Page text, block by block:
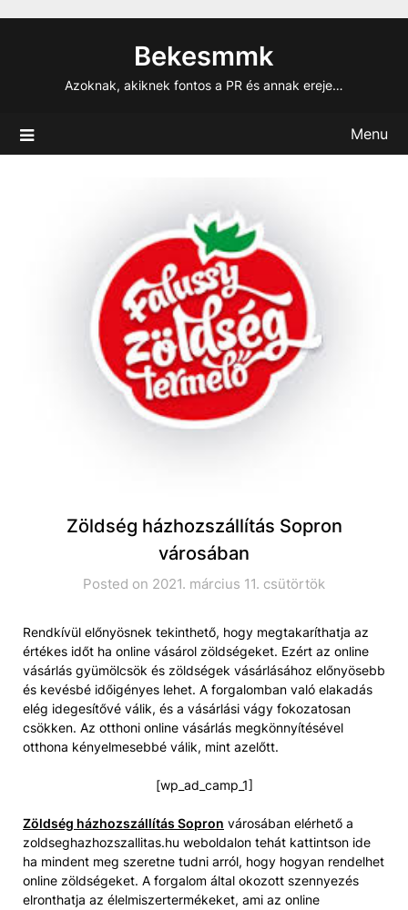
Bekesmmk
Azoknak, akiknek fontos a PR és annak ereje…
Menu
Zöldség házhozszállítás Sopron
városában
Posted on 2021. március 11. csütörtök
Rendkívül előnyösnek tekinthető, hogy megtakaríthatja az
értékes időt ha online vásárol zöldségeket. Ezért az online
vásárlás gyümölcsök és zöldségek vásárlásához előnyösebb
és kevésbé időigényes lehet. A forgalomban való elakadás
elég idegesítővé válik, és a vásárlási vágy fokozatosan
csökken. Az otthoni online vásárlás megkönnyítésével
otthona kényelmesebbé válik, mint azelőtt.
[wp_ad_camp_1]
Zöldség házhozszállítás Sopron városában elérhető a
zoldseghazhozszallitas.hu weboldalon tehát kattintson ide
ha mindent meg szeretne tudni arról, hogy hogyan rendelhet
online zöldségeket. A forgalom által okozott szennyezés
elronthatja az élelmiszertermékeket, ami az online